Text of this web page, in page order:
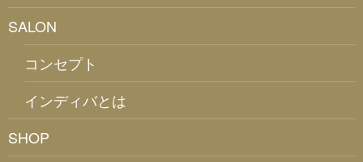
SALON
コンセプト
インディバとは
SHOP